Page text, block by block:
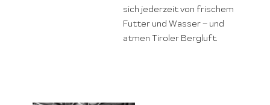
sich jederzeit von frischem
Futter und Wasser – und
atmen Tiroler Bergluft.